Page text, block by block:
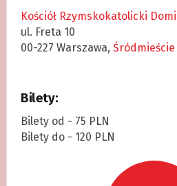
Kościół Rzymskokatolicki
ul. Freta 10
00-227 Warszawa, Śródmieście
Bilety:
Bilety od - 75 PLN
Bilety do - 120 PLN